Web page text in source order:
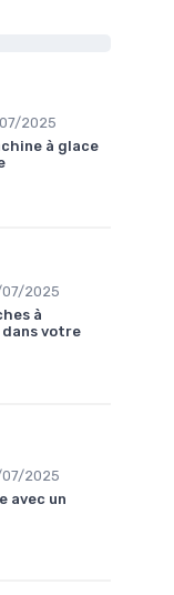
2025
à glace
2025
à
votre
2025
avec un